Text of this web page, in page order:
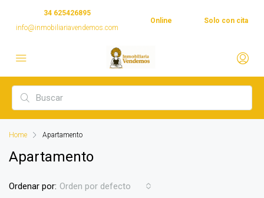
34 625426895
info@inmobiliariavendemos.com
Online Solo con cita
Home Apartamento
Apartamento
Ordenar por: Orden por defecto